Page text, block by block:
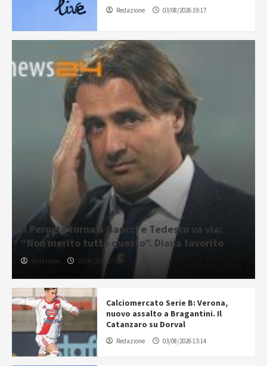
Redazione 03/08/2026 19:17
Il Perugia torna a Gaucci e Tedesco va via:
“Non merito tutto questo”. Diana favorito
Redazione 03/08/2026 17:55
Calciomercato Serie B: Verona,
nuovo assalto a Bragantini. Il
Catanzaro su Dorval
Redazione 03/08/2026 13:14